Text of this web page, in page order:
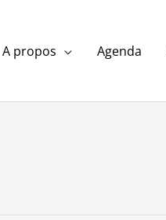
A propos Agenda